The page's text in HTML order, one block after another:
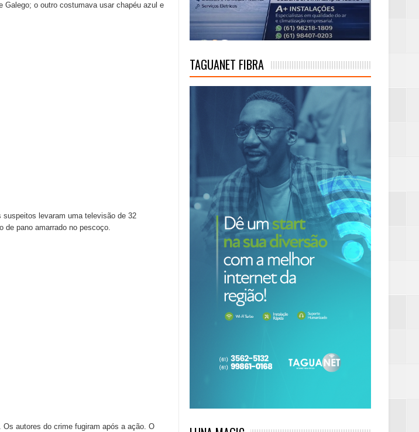
o outro costumava usar chapéu azul e
levaram uma televisão de 32
de pano amarrado no pescoço.
autores do crime fugiram após a ação. O
TAGUANET FIBRA